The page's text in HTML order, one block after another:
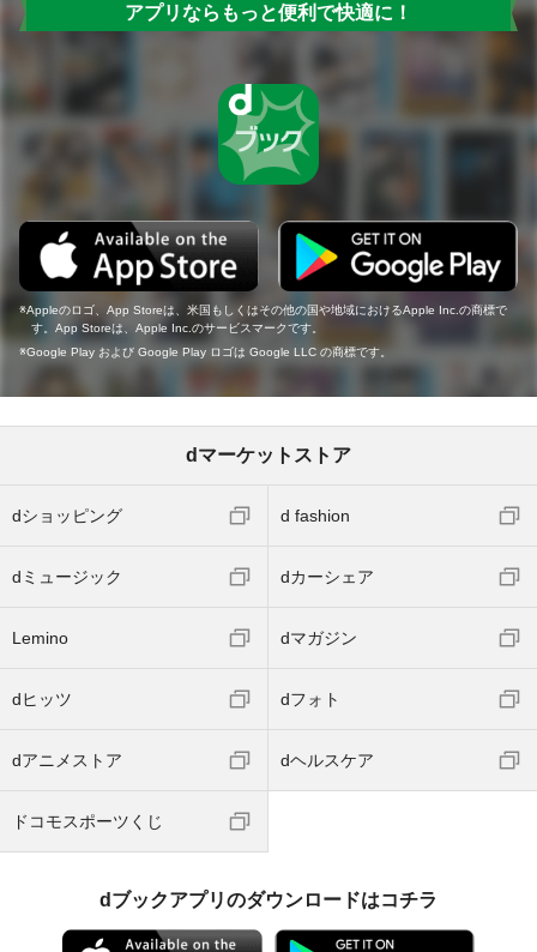
アプリならもっと便利で快適に！
Appleのロゴ、App Storeは、米国もしくはその他の国や地域におけるApple Inc.の商標で
す。App Storeは、Apple Inc.のサービスマークです。
Google Play および Google Play ロゴは Google LLC の商標です。
dマーケットストア
dショッピング d fashion
dミュージック dカーシェア
Lemino dマガジン
dヒッツ dフォト
dアニメストア dヘルスケア
ドコモスポーツくじ
dブックアプリのダウンロードはコチラ